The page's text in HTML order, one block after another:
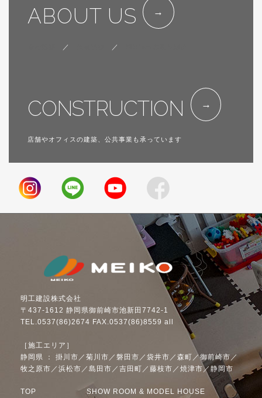
ABOUT US
／ ／
CONSTRUCTION
店舗やオフィスの建築、公共事業も承っています
明工建設株式会社
〒437-1612 静岡県御前崎市池新田7742-1
TEL.0537(86)2674 FAX.0537(86)8559 all
［施工エリア］
静岡県 ： 掛川市／菊川市／磐田市／袋井市／森町／御前崎市／
牧之原市／浜松市／島田市／吉田町／藤枝市／焼津市／静岡市
TOP SHOW ROOM & MODEL HOUSE